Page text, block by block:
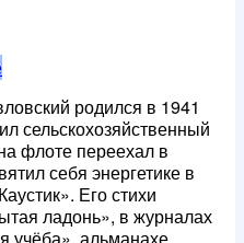
родился в 1941
сельскохозяйственный
флоте переехал в
себя энергетике в
Его стихи
ладонь», в журналах